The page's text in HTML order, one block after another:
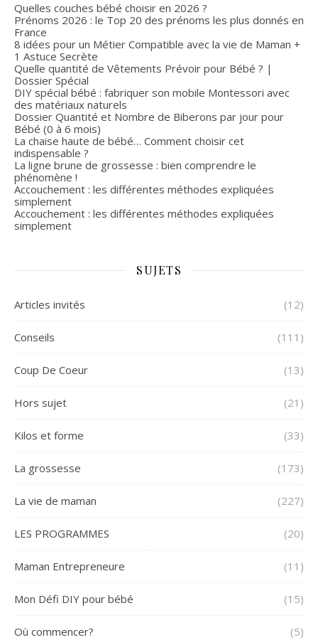
Quelles couches bébé choisir en 2026 ?
Prénoms 2026 : le Top 20 des prénoms les plus donnés en
France
8 idées pour un Métier Compatible avec la vie de Maman +
1 Astuce Secrète
Quelle quantité de Vêtements Prévoir pour Bébé ? |
Dossier Spécial
DIY spécial bébé : fabriquer son mobile Montessori avec
des matériaux naturels
Dossier Quantité et Nombre de Biberons par jour pour
Bébé (0 à 6 mois)
La chaise haute de bébé… Comment choisir cet
indispensable ?
La ligne brune de grossesse : bien comprendre le
phénomène !
Accouchement : les différentes méthodes expliquées
simplement
Accouchement : les différentes méthodes expliquées
simplement
SUJETS
Articles invités (12)
Conseils (111)
Coup De Coeur (13)
Hors sujet (21)
Kilos et forme (33)
La grossesse (173)
La vie de maman (227)
LES PROGRAMMES (20)
Maman Entrepreneure (11)
Mon Défi DIY pour bébé (15)
Où commencer? (5)